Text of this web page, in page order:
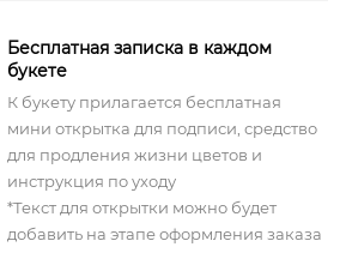
Бесплатная записка в каждом
букете
К букету прилагается бесплатная
мини открытка для подписи, средство
для продления жизни цветов и
инструкция по уходу
*Текст для открытки можно будет
добавить на этапе оформления заказа